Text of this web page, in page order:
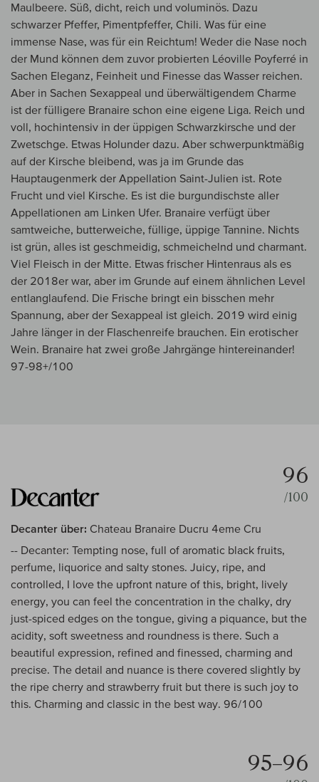
Maulbeere. Süß, dicht, reich und voluminös. Dazu
schwarzer Pfeffer, Pimentpfeffer, Chili. Was für eine
immense Nase, was für ein Reichtum! Weder die Nase noch
der Mund können dem zuvor probierten Léoville Poyferré in
Sachen Eleganz, Feinheit und Finesse das Wasser reichen.
Aber in Sachen Sexappeal und überwältigendem Charme
ist der fülligere Branaire schon eine eigene Liga. Reich und
voll, hochintensiv in der üppigen Schwarzkirsche und der
Zwetschge. Etwas Holunder dazu. Aber schwerpunktmäßig
auf der Kirsche bleibend, was ja im Grunde das
Hauptaugenmerk der Appellation Saint-Julien ist. Rote
Frucht und viel Kirsche. Es ist die burgundischste aller
Appellationen am Linken Ufer. Branaire verfügt über
samtweiche, butterweiche, füllige, üppige Tannine. Nichts
ist grün, alles ist geschmeidig, schmeichelnd und charmant.
Viel Fleisch in der Mitte. Etwas frischer Hintenraus als es
der 2018er war, aber im Grunde auf einem ähnlichen Level
entlanglaufend. Die Frische bringt ein bisschen mehr
Spannung, aber der Sexappeal ist gleich. 2019 wird einig
Jahre länger in der Flaschenreife brauchen. Ein erotischer
Wein. Branaire hat zwei große Jahrgänge hintereinander!
97-98+/100
96
/100
Decanter über: Chateau Branaire Ducru 4eme Cru
-- Decanter: Tempting nose, full of aromatic black fruits,
perfume, liquorice and salty stones. Juicy, ripe, and
controlled, I love the upfront nature of this, bright, lively
energy, you can feel the concentration in the chalky, dry
just-spiced edges on the tongue, giving a piquance, but the
acidity, soft sweetness and roundness is there. Such a
beautiful expression, refined and finessed, charming and
precise. The detail and nuance is there covered slightly by
the ripe cherry and strawberry fruit but there is such joy to
this. Charming and classic in the best way. 96/100
95–96